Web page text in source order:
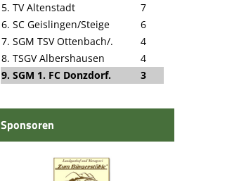
5. TV Altenstadt
7
6. SC Geislingen/Steige
6
7. SGM TSV Ottenbach/.
4
8. TSGV Albershausen
4
9. SGM 1. FC Donzdorf.
3
Sponsoren